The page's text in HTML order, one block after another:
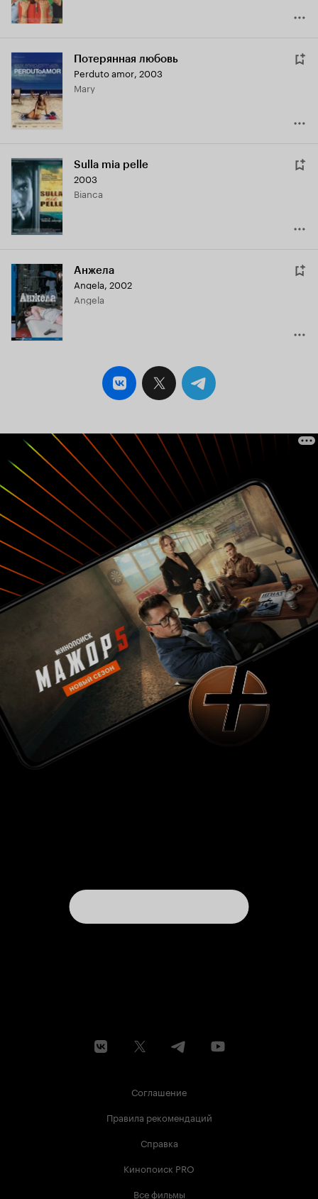
Потерянная любовь
Perduto amor, 2003
Mary
Sulla mia pelle
2003
Bianca
Анжела
Angela, 2002
Angela
Соглашение
Правила рекомендаций
Справка
Кинопоиск PRO
Все фильмы